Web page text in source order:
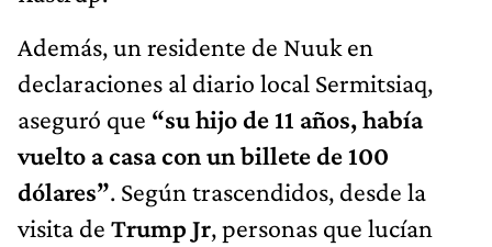
Además, un residente de Nuuk en
declaraciones al diario local Sermitsiaq,
aseguró que “su hijo de 11 años, había
vuelto a casa con un billete de 100
dólares”. Según trascendidos, desde la
visita de Trump Jr, personas que lucían